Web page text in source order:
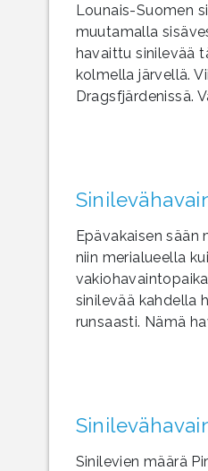
Lounais-Suomen
muutamalla
havaittu sinilevää
kolmella järvellä.
Dragsfjärdenissä.
Epävakaisen
niin merialueella
sinilevää kahdella
runsaasti. Nämä
Sinilevien määrä